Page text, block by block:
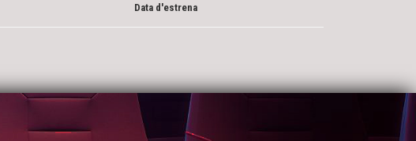
Data d'estrena